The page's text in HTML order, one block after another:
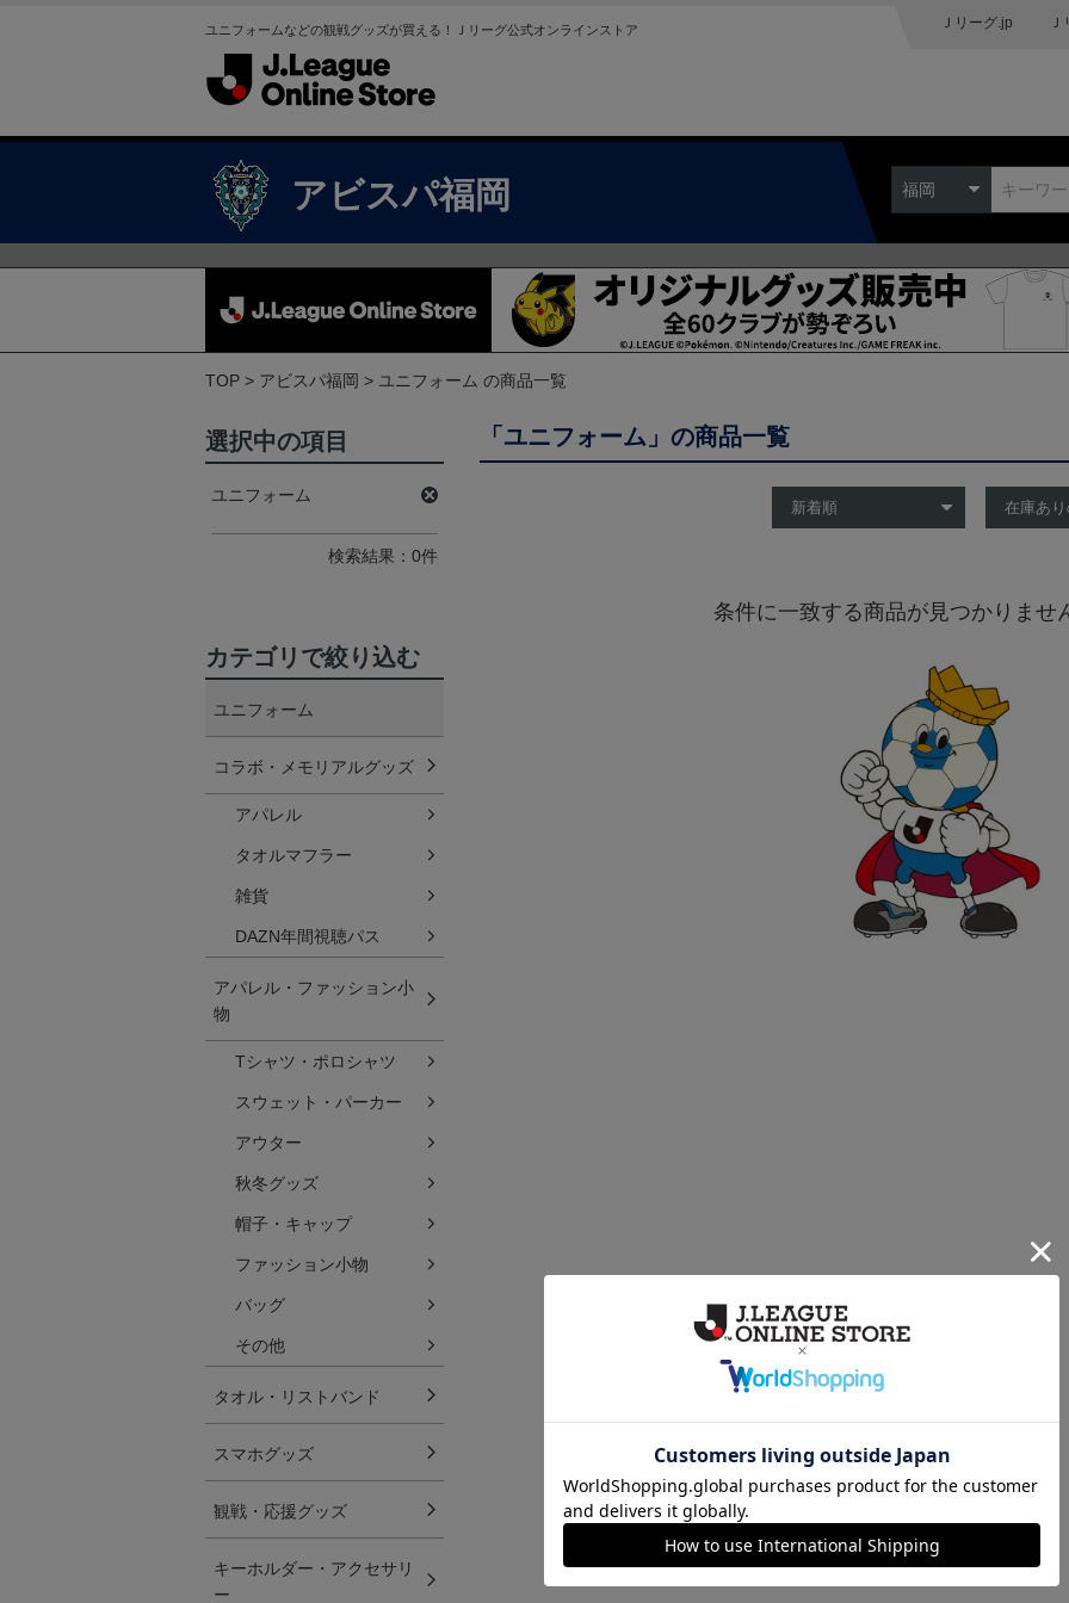
ユニフォームなどの観戦グッズが買える！Ｊリーグ公式オンラインストア Ｊリーグ.jp
アビスパ福岡 福岡
TOP アビスパ福岡 ユニフォーム の商品一覧
「ユニフォーム」の商品一覧
条件に一致する商品が見つかりませ
選択中の項目
ユニフォーム
検索結果：0件
カテゴリで絞り込む
ユニフォーム
コラボ・メモリアルグッズ
アパレル
タオルマフラー
雑貨
DAZN年間視聴パス
アパレル・ファッション小
物
Tシャツ・ポロシャツ
スウェット・パーカー
アウター
秋冬グッズ
帽子・キャップ
ファッション小物
バッグ
その他
タオル・リストバンド
スマホグッズ
観戦・応援グッズ
キーホルダー・アクセサリ
ー